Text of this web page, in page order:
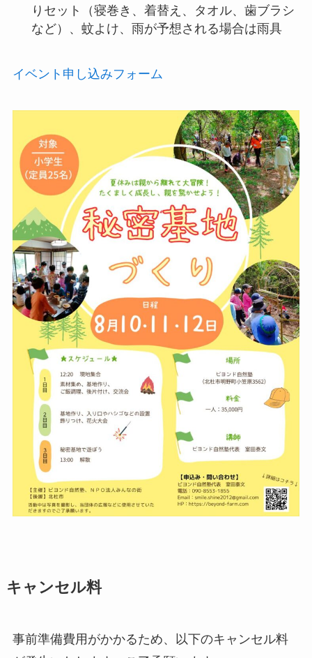
りセット（寝巻き、着替え、タオル、歯ブラシ
など）、蚊よけ、雨が予想される場合は雨具
イベント申し込みフォーム
キャンセル料
事前準備費用がかかるため、以下のキャンセル料